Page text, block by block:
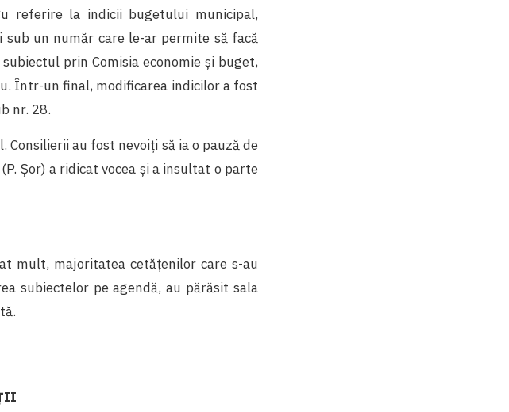
referire la indicii bugetului municipal,
un număr care le-ar permite să facă
prin Comisia economie și buget,
Într-un final, modificarea indicilor a fost
nr. 28.
au fost nevoiți să ia o pauză de
Șor) a ridicat vocea și a insultat o parte
mult, majoritatea cetățenilor care s-au
subiectelor pe agendă, au părăsit sala